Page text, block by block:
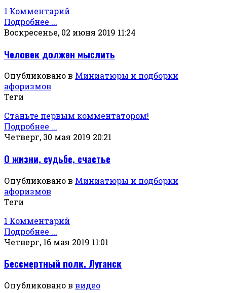
1 Комментарий
Подробнее ...
Воскресенье, 02 июня 2019 11:24
Человек должен мыслить
Опубликовано в Миниатюры и подборки
афоризмов
Теги
Станьте первым комментатором!
Подробнее ...
Четверг, 30 мая 2019 20:21
О жизни, судьбе, счастье
Опубликовано в Миниатюры и подборки
афоризмов
Теги
1 Комментарий
Подробнее ...
Четверг, 16 мая 2019 11:01
Бессмертный полк. Луганск
Опубликовано в видео